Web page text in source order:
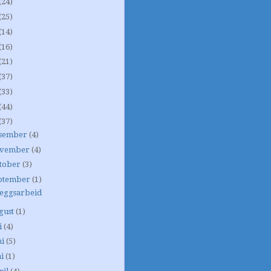
(4)
(4)
(3)
(1)
(1)
(4)
(5)
(1)